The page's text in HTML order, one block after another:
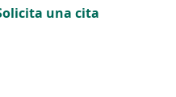
una cita